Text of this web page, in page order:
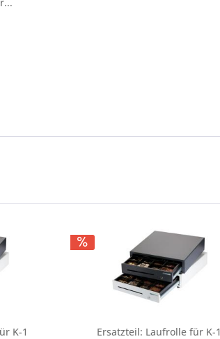
K-1 Ersatzteil: Laufrolle für K-1